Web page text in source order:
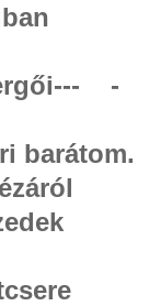
-
barátom.